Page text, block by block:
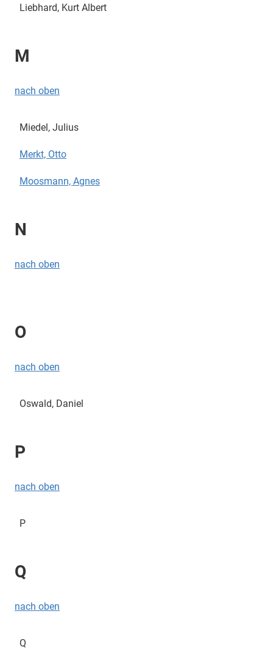
Liebhard, Kurt Albert
M
nach oben
Miedel, Julius
Merkt, Otto
Moosmann, Agnes
N
nach oben
O
nach oben
Oswald, Daniel
P
nach oben
P
Q
nach oben
Q